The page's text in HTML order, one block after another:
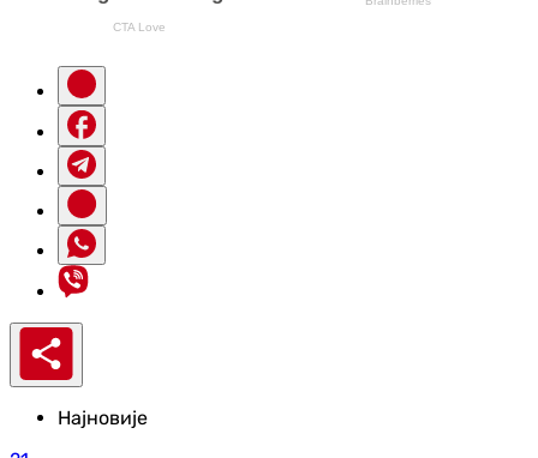
Најновије